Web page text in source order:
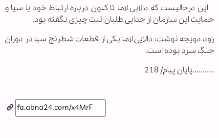
این درحالیست که دالایی لاما تا کنون درباره ارتباط خود با سیا و
حمایت این سازمان از جدایی طلبان تبت چیزی نگفته بود.
زود دویچه نوشت: دالایی لاما یکی از قطعات شطرنج سیا در دوران
جنگ سرد بوده است.
...........پایان پیام/ 218